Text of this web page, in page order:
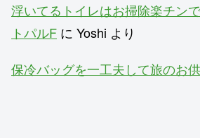
浮いてるトイレはお掃除楽チン
トパルF に Yoshi より
保冷バッグを一工夫して旅のお